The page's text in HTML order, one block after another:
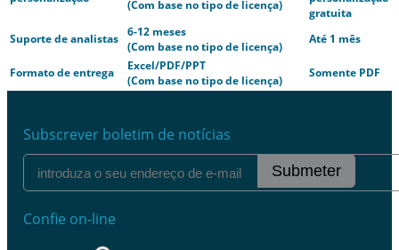
(Com base no tipo de licença)
gratuita
Suporte de analistas 6-12 meses
(Com base no tipo de licença)
Até 1 mês
Formato de entrega
Excel/PDF/PPT
(Com base no tipo de licença)
Somente PDF
Subscrever boletim de notícias
Submeter
Confie on-line